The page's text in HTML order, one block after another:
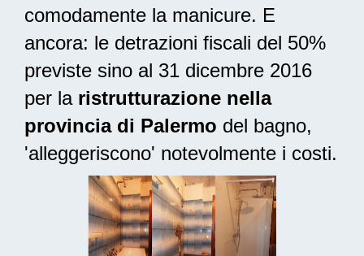
comodamente la manicure. E
ancora: le detrazioni fiscali del 50%
previste sino al 31 dicembre 2016
per la ristrutturazione nella
provincia di Palermo del bagno,
'alleggeriscono' notevolmente i costi.